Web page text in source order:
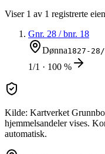
Viser 1 av 1 registrerte
Gnr. 28 / bnr. 18
Dønna1827-
1/1 · 100 %
Kilde: Kartverket
hjemmelsandeler vises.
automatisk.